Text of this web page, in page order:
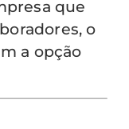
que
o
a opção